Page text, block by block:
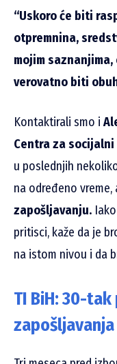
“Uskoro će biti
otpremnina,
mojim
verovatno biti
Kontaktirali smo i
Centra za socijalni
u poslednjih
na određeno vreme,
zapošljavanju.
pritisci, kaže da je
na istom nivou i da
TI BiH: 30-
zapošljavanja